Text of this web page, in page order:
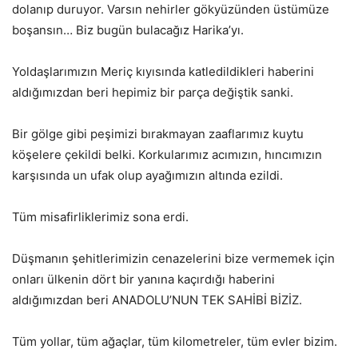
dolanıp duruyor. Varsın nehirler gökyüzünden üstümüze
boşansın… Biz bugün bulacağız Harika’yı.
Yoldaşlarımızın Meriç kıyısında katledildikleri haberini
aldığımızdan beri hepimiz bir parça değiştik sanki.
Bir gölge gibi peşimizi bırakmayan zaaflarımız kuytu
köşelere çekildi belki. Korkularımız acımızın, hıncımızın
karşısında un ufak olup ayağımızın altında ezildi.
Tüm misafirliklerimiz sona erdi.
Düşmanın şehitlerimizin cenazelerini bize vermemek için
onları ülkenin dört bir yanına kaçırdığı haberini
aldığımızdan beri ANADOLU’NUN TEK SAHİBİ BİZİZ.
Tüm yollar, tüm ağaçlar, tüm kilometreler, tüm evler bizim.